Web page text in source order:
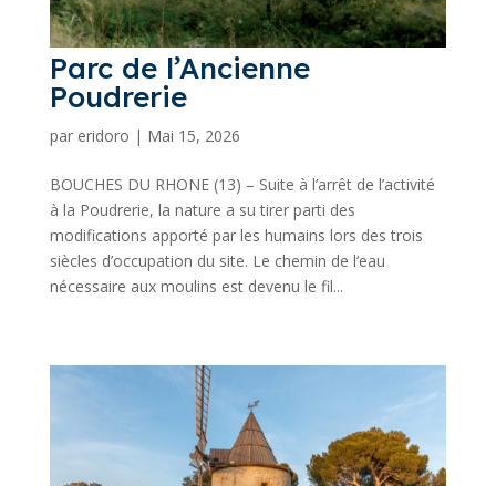
Parc de l’Ancienne
Poudrerie
par eridoro | Mai 15, 2026
BOUCHES DU RHONE (13) – Suite à l’arrêt de l’activité
à la Poudrerie, la nature a su tirer parti des
modifications apporté par les humains lors des trois
siècles d’occupation du site. Le chemin de l’eau
nécessaire aux moulins est devenu le fil...